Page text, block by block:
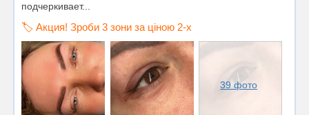
подчеркивает...
🏷️ Акция! Зроби 3 зони за ціною 2-х
39 фото